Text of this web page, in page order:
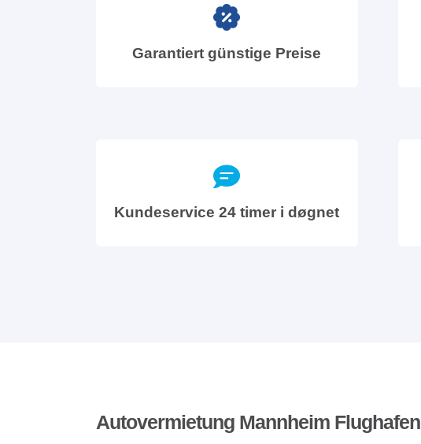
Garantiert günstige Preise
Kundeservice 24 timer i døgnet
Autovermietung Mannheim Flughafen